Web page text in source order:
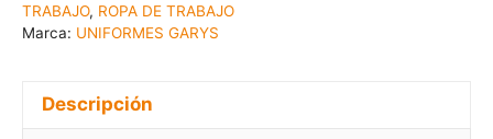
TRABAJO, ROPA DE TRABAJO
Marca: UNIFORMES GARYS
Descripción